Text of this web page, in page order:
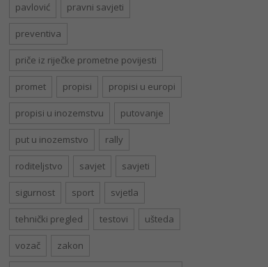
pavlović pravni savjeti
preventiva
priče iz riječke prometne povijesti
promet propisi propisi u europi
propisi u inozemstvu putovanje
put u inozemstvo rally
roditeljstvo savjet savjeti
sigurnost sport svjetla
tehnički pregled testovi ušteda
vozač zakon